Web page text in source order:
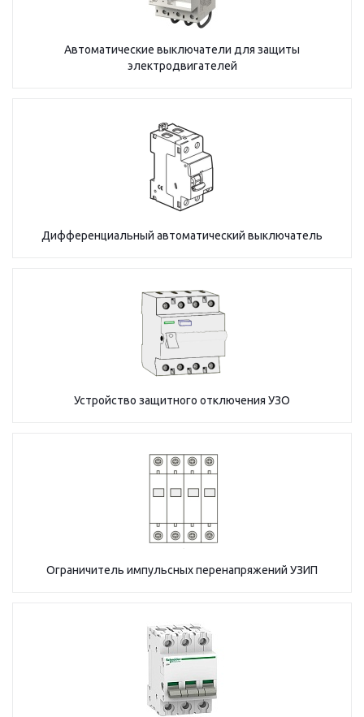
Автоматические выключатели для защиты
электродвигателей
Дифференциальный автоматический выключатель
Устройство защитного отключения УЗО
Ограничитель импульсных перенапряжений УЗИП